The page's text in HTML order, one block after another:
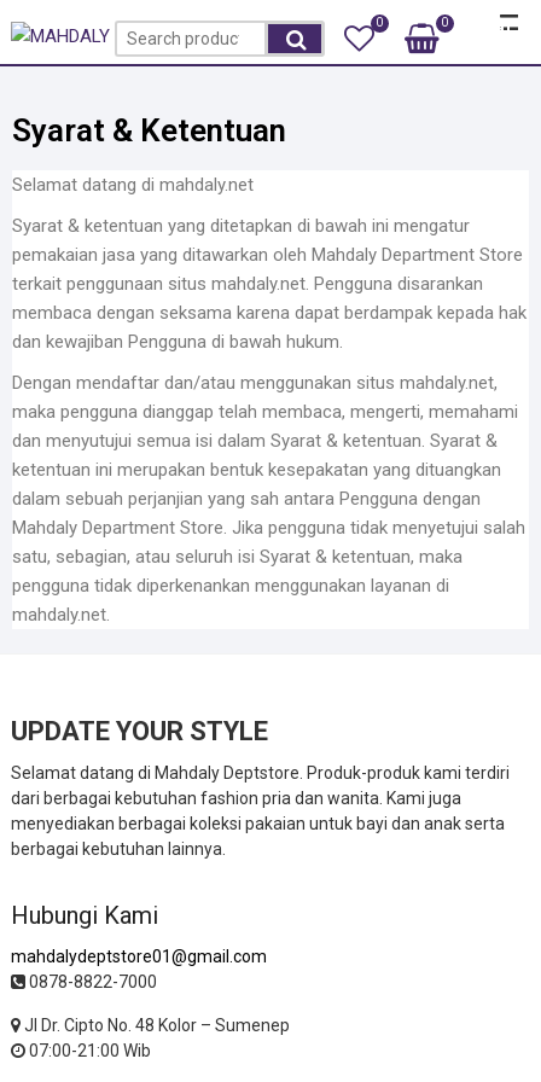
0 Total
0
Syarat & Ketentuan
Selamat datang di mahdaly.net
Syarat & ketentuan yang ditetapkan di bawah ini mengatur
pemakaian jasa yang ditawarkan oleh Mahdaly Department Store
terkait penggunaan situs mahdaly.net. Pengguna disarankan
membaca dengan seksama karena dapat berdampak kepada hak
dan kewajiban Pengguna di bawah hukum.
Dengan mendaftar dan/atau menggunakan situs mahdaly.net,
maka pengguna dianggap telah membaca, mengerti, memahami
dan menyutujui semua isi dalam Syarat & ketentuan. Syarat &
ketentuan ini merupakan bentuk kesepakatan yang dituangkan
dalam sebuah perjanjian yang sah antara Pengguna dengan
Mahdaly Department Store. Jika pengguna tidak menyetujui salah
satu, sebagian, atau seluruh isi Syarat & ketentuan, maka
pengguna tidak diperkenankan menggunakan layanan di
mahdaly.net.
UPDATE YOUR STYLE
Selamat datang di Mahdaly Deptstore. Produk-produk kami terdiri
dari berbagai kebutuhan fashion pria dan wanita. Kami juga
menyediakan berbagai koleksi pakaian untuk bayi dan anak serta
berbagai kebutuhan lainnya.
Hubungi Kami
mahdalydeptstore01@gmail.com
0878-8822-7000
Jl Dr. Cipto No. 48 Kolor – Sumenep
07:00-21:00 Wib